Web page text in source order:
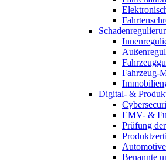
Fahrzeug-
Digital- &
EMV- &
Prüfung
Automotive
Benannte